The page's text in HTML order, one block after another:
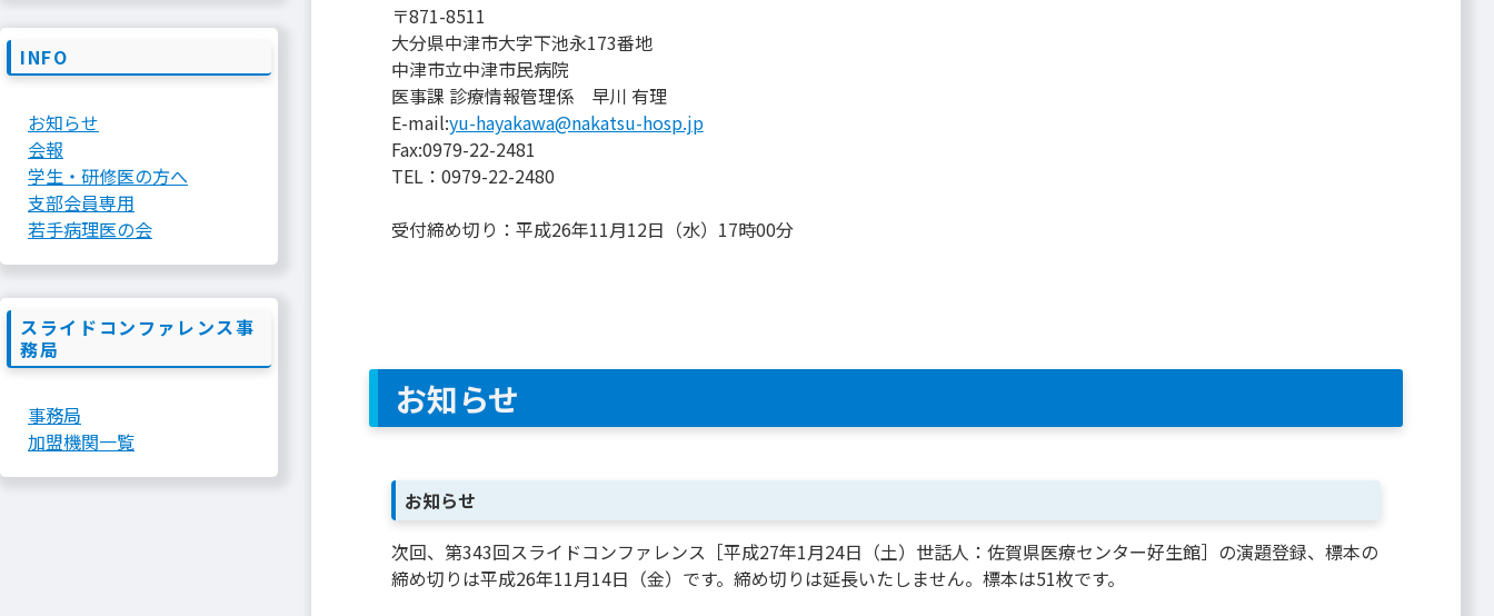
INFO
お知らせ
会報
学生・研修医の方へ
支部会員専用
若手病理医の会
スライドコンファレンス事
務局
事務局
加盟機関一覧
〒871-8511
大分県中津市大字下池永173番地
中津市立中津市民病院
医事課 診療情報管理係 早川 有理
E-mail:yu-hayakawa@nakatsu-hosp.jp
Fax:0979-22-2481
TEL：0979-22-2480
受付締め切り：平成26年11月12日（水）17時00分
お知らせ
お知らせ
次回、第343回スライドコンファレンス［平成27年1月24日（土）世話人：佐賀県医療センター好生館］の演題登録、標本の
締め切りは平成26年11月14日（金）です。締め切りは延長いたしません。標本は51枚です。